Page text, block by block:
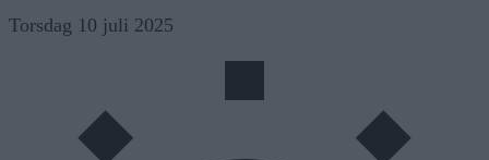
Skip
Torsdag 10 juli 2025